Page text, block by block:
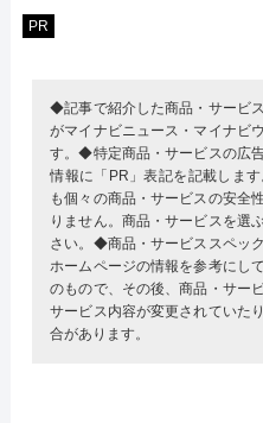
PR
◆記事で紹介した商品・サービ
がマイナビニュース・マイナビ
す。◆特定商品・サービスの広
情報に「PR」表記を記載しま
も個々の商品・サービスの安全
りません。商品・サービスを選
さい。◆商品・サービススペッ
ホームページの情報を参考にし
のもので、その後、商品・サー
サービス内容が変更されていた
合があります。